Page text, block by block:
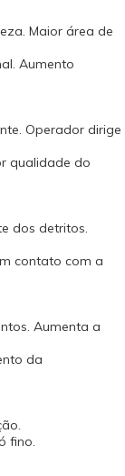
Maior área de
Aumento
Operador dirige
qualidade do
dos detritos.
contato com a
Aumenta a
da
fino.